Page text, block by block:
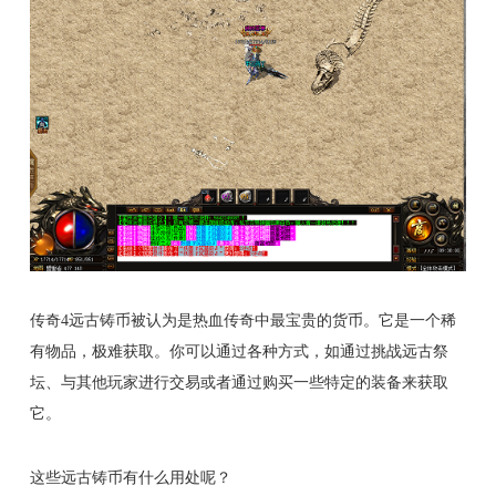
传奇4远古铸币被认为是热血传奇中最宝贵的货币。它是一个稀
有物品，极难获取。你可以通过各种方式，如通过挑战远古祭
坛、与其他玩家进行交易或者通过购买一些特定的装备来获取
它。
这些远古铸币有什么用处呢？